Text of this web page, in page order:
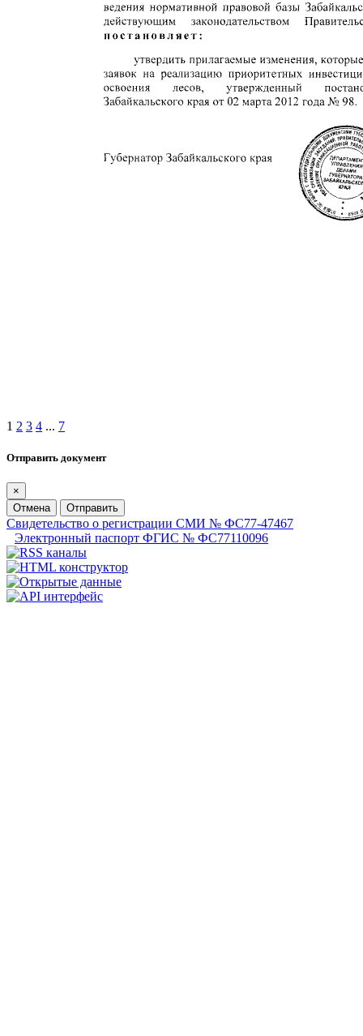
1 2 3 4 ... 7
Отправить документ
×
Отмена
Отправить
Свидетельство о регистрации СМИ № ФС77-47467
Электронный паспорт ФГИС № ФС77110096